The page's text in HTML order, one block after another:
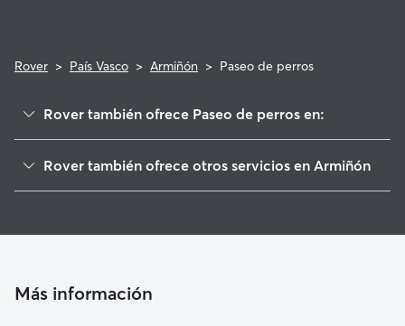
Rover > País Vasco > Armiñón > Paseo de perros
Rover también ofrece Paseo de perros en:
Iruña Oka/Iruña de Oca
Briñas
Rover también ofrece otros servicios en Armiñón
Cuidadores a domicilio en Arminon
Más información